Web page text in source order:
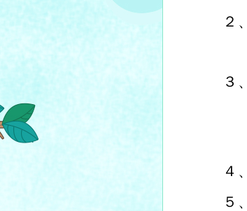
２、
３、
４、
５、